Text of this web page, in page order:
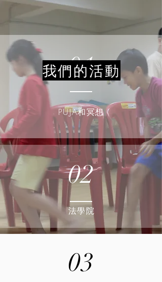
01
PUJA和冥想
02
法學院
03
我們的活動